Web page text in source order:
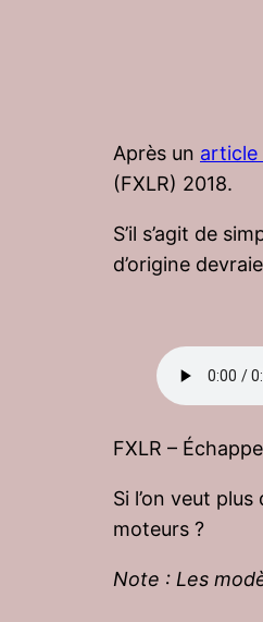
Après un article
(FXLR) 2018.
S’il s’agit de
d’origine
FXLR –
Si l’on veut
moteurs ?
Note : Les